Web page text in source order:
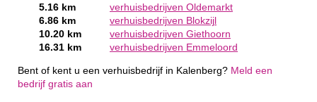
5.16 km
verhuisbedrijven Oldemarkt
6.86 km
verhuisbedrijven Blokzijl
10.20 km
verhuisbedrijven Giethoorn
16.31 km
verhuisbedrijven Emmeloord
Bent of kent u een verhuisbedrijf in Kalenberg? Meld een
bedrijf gratis aan